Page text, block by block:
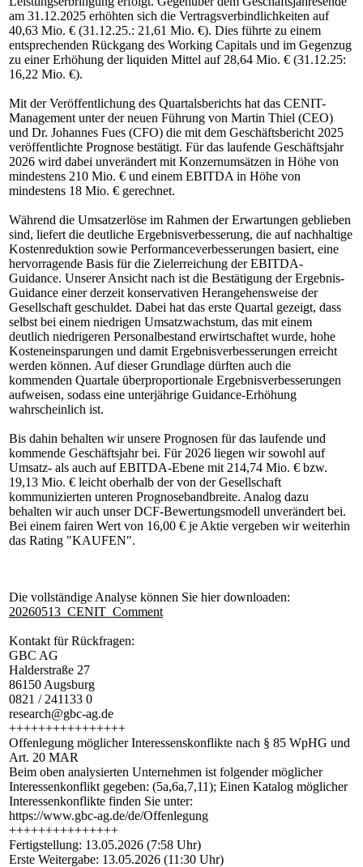
am 31.12.2025 erhöhten sich die Vertragsverbindlichkeiten auf
40,63 Mio. € (31.12.25.: 21,61 Mio. €). Dies führte zu einem
entsprechenden Rückgang des Working Capitals und im Gegenzug
zu einer Erhöhung der liquiden Mittel auf 28,64 Mio. € (31.12.25:
16,22 Mio. €).
Mit der Veröffentlichung des Quartalsberichts hat das CENIT-
Management unter der neuen Führung von Martin Thiel (CEO)
und Dr. Johannes Fues (CFO) die mit dem Geschäftsbericht 2025
veröffentlichte Prognose bestätigt. Für das laufende Geschäftsjahr
2026 wird dabei unverändert mit Konzernumsätzen in Höhe von
mindestens 210 Mio. € und einem EBITDA in Höhe von
mindestens 18 Mio. € gerechnet.
Während die Umsatzerlöse im Rahmen der Erwartungen geblieben
sind, liefert die deutliche Ergebnisverbesserung, die auf nachhaltige
Kostenreduktion sowie Performanceverbesserungen basiert, eine
hervorragende Basis für die Zielerreichung der EBITDA-
Guidance. Unserer Ansicht nach ist die Bestätigung der Ergebnis-
Guidance einer derzeit konservativen Herangehensweise der
Gesellschaft geschuldet. Dabei hat das erste Quartal gezeigt, dass
selbst bei einem niedrigen Umsatzwachstum, das mit einem
deutlich niedrigeren Personalbestand erwirtschaftet wurde, hohe
Kosteneinsparungen und damit Ergebnisverbesserungen erreicht
werden können. Auf dieser Grundlage dürften auch die
kommenden Quartale überproportionale Ergebnisverbesserungen
aufweisen, sodass eine unterjährige Guidance-Erhöhung
wahrscheinlich ist.
Bis dahin behalten wir unsere Prognosen für das laufende und
kommende Geschäftsjahr bei. Für 2026 liegen wir sowohl auf
Umsatz- als auch auf EBITDA-Ebene mit 214,74 Mio. € bzw.
19,13 Mio. € leicht oberhalb der von der Gesellschaft
kommunizierten unteren Prognosebandbreite. Analog dazu
behalten wir auch unser DCF-Bewertungsmodell unverändert bei.
Bei einem fairen Wert von 16,00 € je Aktie vergeben wir weiterhin
das Rating "KAUFEN".
Die vollständige Analyse können Sie hier downloaden:
20260513_CENIT_Comment
Kontakt für Rückfragen:
GBC AG
Halderstraße 27
86150 Augsburg
0821 / 241133 0
research@gbc-ag.de
++++++++++++++++
Offenlegung möglicher Interessenskonflikte nach § 85 WpHG und
Art. 20 MAR
Beim oben analysierten Unternehmen ist folgender möglicher
Interessenkonflikt gegeben: (5a,6a,7,11); Einen Katalog möglicher
Interessenkonflikte finden Sie unter:
https://www.gbc-ag.de/de/Offenlegung
+++++++++++++++
Fertigstellung: 13.05.2026 (7:58 Uhr)
Erste Weitergabe: 13.05.2026 (11:30 Uhr)